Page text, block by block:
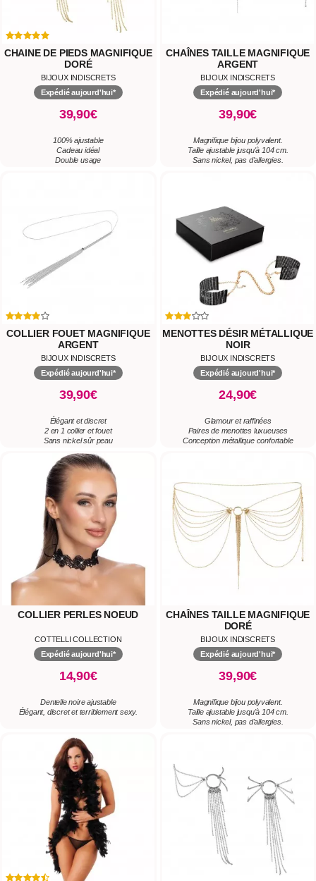
CHAINE DE PIEDS MAGNIFIQUE
DORÉ
BIJOUX INDISCRETS
Expédié aujourd'hui*
39,90€
100% ajustable
Cadeau idéal
Double usage
CHAÎNES TAILLE MAGNIFIQUE
ARGENT
BIJOUX INDISCRETS
Expédié aujourd'hui*
39,90€
Magnifique bijou polyvalent.
Taille ajustable jusqu'à 104 cm.
Sans nickel, pas d'allergies.
COLLIER FOUET MAGNIFIQUE
ARGENT
BIJOUX INDISCRETS
Expédié aujourd'hui*
39,90€
Élégant et discret
2 en 1 collier et fouet
Sans nickel sûr peau
MENOTTES DÉSIR MÉTALLIQUE
NOIR
BIJOUX INDISCRETS
Expédié aujourd'hui*
24,90€
Glamour et raffinées
Paires de menottes luxueuses
Conception métallique confortable
COLLIER PERLES NOEUD
COTTELLI COLLECTION
Expédié aujourd'hui*
14,90€
Dentelle noire ajustable
Élégant, discret et terriblement sexy.
CHAÎNES TAILLE MAGNIFIQUE
DORÉ
BIJOUX INDISCRETS
Expédié aujourd'hui*
39,90€
Magnifique bijou polyvalent.
Taille ajustable jusqu'à 104 cm.
Sans nickel, pas d'allergies.